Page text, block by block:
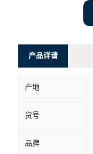
产品详请
产地
货号
品牌